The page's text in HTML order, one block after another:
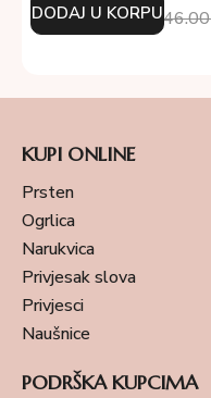
DODAJ U KORPU
KUPI ONLINE
Prsten
Ogrlica
Narukvica
Privjesak slova
Privjesci
Naušnice
PODRŠKA KUPCIMA